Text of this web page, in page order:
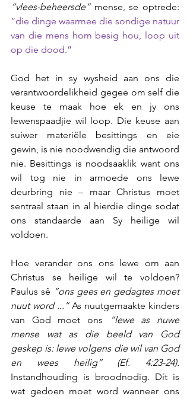
“vlees-beheersde”
“die dinge waarmee die sondige natuur
van die mens hom besig hou, loop uit
op die dood.”
God het in sy wysheid aan ons die
verantwoordelikheid gegee om self die
keuse te maak hoe ek en jy ons
lewenspaadjie wil loop. Die keuse aan
suiwer materiële besittings en eie
gewin, is nie noodwendig die antwoord
nie. Besittings is noodsaaklik want ons
wil tog nie in armoede ons lewe
deurbring nie – maar Christus moet
sentraal staan in al hierdie dinge sodat
ons standaarde aan Sy heilige wil
voldoen.
Hoe verander ons ons lewe om aan
Christus se heilige wil te voldoen?
Paulus sê “ons gees en gedagtes moet
nuut word ...” As nuutgemaakte kinders
van God moet ons
“lewe as nuwe
mense wat as die beeld van God
geskep is: lewe volgens die wil van God
en wees heilig” (Ef. 4:23-24).
Instandhouding is broodnodig. Dít is
wat gedoen moet word wanneer ons